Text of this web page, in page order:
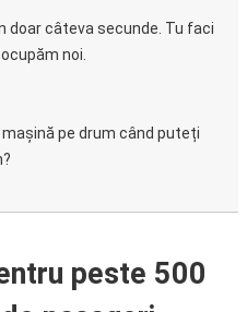
doar câteva secunde. Tu faci
noi.
pe drum când puteți
peste 500